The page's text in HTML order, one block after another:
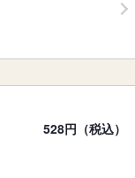
528円（税込）